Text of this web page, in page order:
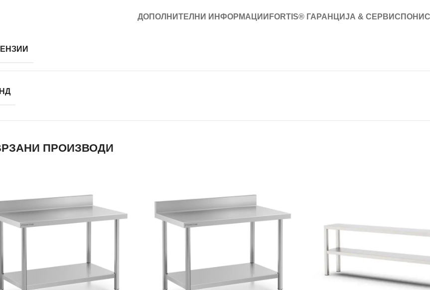
ДОПОЛНИТЕЛНИ ИНФОРМАЦИИ FORTIS® ГАРАНЦИЈА & СЕРВИС
ПРОИЗВОДИ